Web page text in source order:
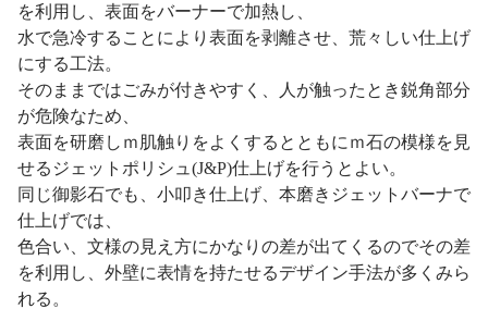
を利用し、表面をバーナーで加熱し、
水で急冷することにより表面を剥離させ、荒々しい仕上げ
にする工法。
そのままではごみが付きやすく、人が触ったとき鋭角部分
が危険なため、
表面を研磨しｍ肌触りをよくするとともにｍ石の模様を見
せるジェットポリシュ(J&P)仕上げを行うとよい。
同じ御影石でも、小叩き仕上げ、本磨きジェットバーナで
仕上げでは、
色合い、文様の見え方にかなりの差が出てくるのでその差
を利用し、外壁に表情を持たせるデザイン手法が多くみら
れる。